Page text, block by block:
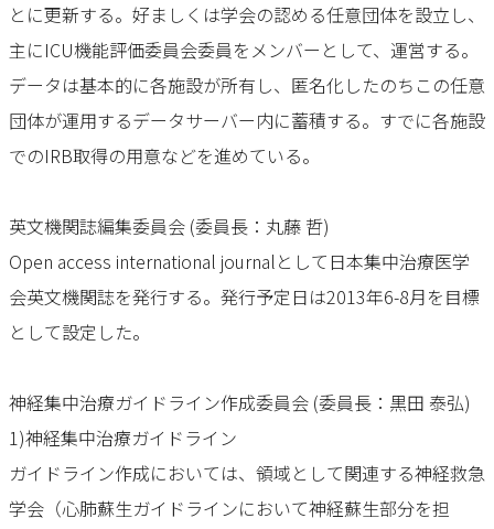
とに更新する。好ましくは学会の認める任意団体を設立し、
主にICU機能評価委員会委員をメンバーとして、運営する。
データは基本的に各施設が所有し、匿名化したのちこの任意
団体が運用するデータサーバー内に蓄積する。すでに各施設
でのIRB取得の用意などを進めている。
英文機関誌編集委員会 (委員長：丸藤 哲)
Open access international journalとして日本集中治療医学
会英文機関誌を発行する。発行予定日は2013年6-8月を目標
として設定した。
神経集中治療ガイドライン作成委員会 (委員長：黒田 泰弘)
1)神経集中治療ガイドライン
ガイドライン作成においては、領域として関連する神経救急
学会（心肺蘇生ガイドラインにおいて神経蘇生部分を担